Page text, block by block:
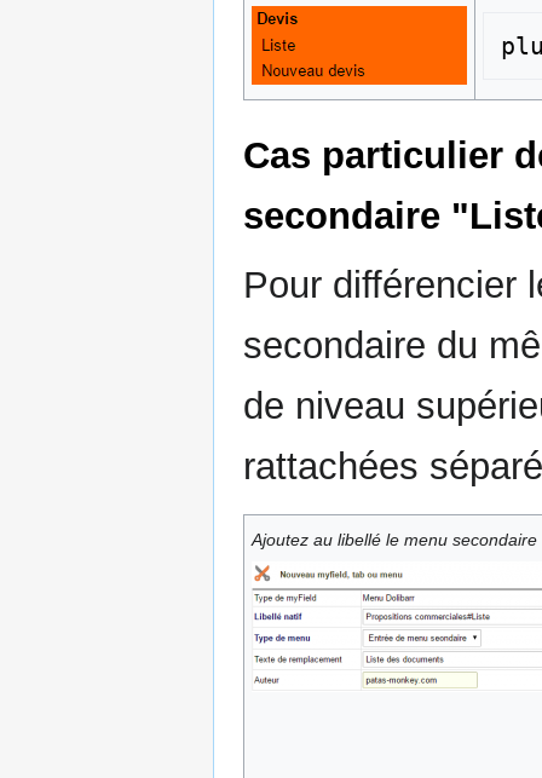
Cas particulier
secondaire
Pour différencier
secondaire du
de niveau
rattachées
Ajoutez au libellé le menu